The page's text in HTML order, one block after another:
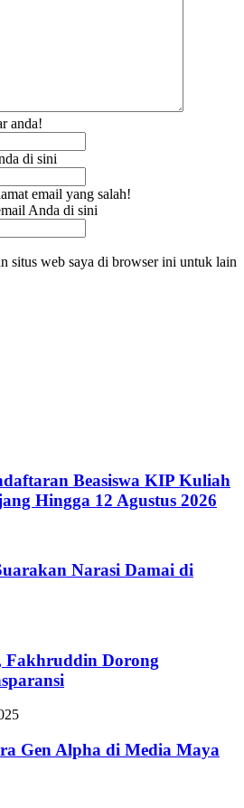
anda!
di sini
email yang salah!
Anda di sini
situs web saya di browser ini untuk lain
Beasiswa KIP Kuliah
Hingga 12 Agustus 2026
Narasi Damai di
Fakhruddin Dorong
Gen Alpha di Media Maya